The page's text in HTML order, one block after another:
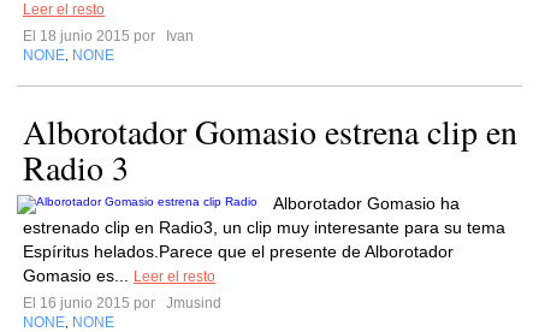
Leer el resto
El 18 junio 2015 por
Ivan
NONE NONE
Alborotador Gomasio estrena clip en
Radio 3
Alborotador Gomasio ha
estrenado clip en Radio3, un clip muy interesante para su tema
Espíritus helados.Parece que el presente de Alborotador
Gomasio es...
Leer el resto
El 16 junio 2015 por
Jmusind
NONE NONE